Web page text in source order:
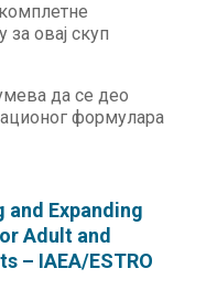
овај скуп
да се део
формулара
and Expanding
Adult and
– IAEA/ESTRO